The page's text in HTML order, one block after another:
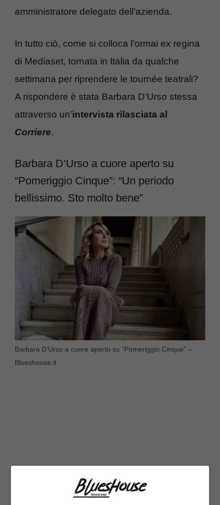
amministratore delegato dell’azienda.
In tutto ciò, come si colloca l’ormai ex regina
di Mediaset, tornata in Italia da qualche
settimana per riprendere le tournée teatrali?
A rispondere è stata Barbara D’Urso stessa
attraverso un’intervista rilasciata al
Corriere.
Barbara D’Urso a cuore aperto su
“Pomeriggio Cinque”: “Un periodo
bellissimo. Sto molto bene”
Barbara D’Urso a cuore aperto su “Pomeriggio Cinque” –
Blueshouse.it